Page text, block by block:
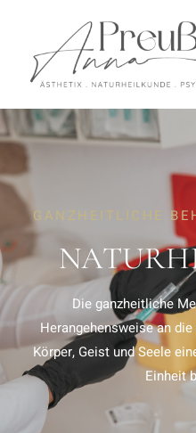
GANZHEITLICHE
Die ganzheitliche
Herangehensweise an
Körper, Geist und Seele
Einheit